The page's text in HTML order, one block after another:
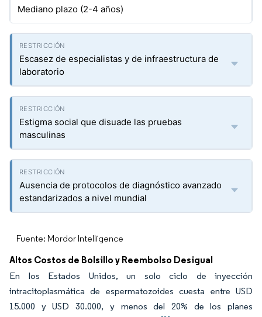
Mediano plazo (2-4 años)
Escasez de especialistas y de infraestructura de
laboratorio
Estigma social que disuade las pruebas
masculinas
Ausencia de protocolos de diagnóstico avanzado
estandarizados a nivel mundial
Fuente: Mordor Intelligence
Altos Costos de Bolsillo y Reembolso Desigual
En los Estados Unidos, un solo ciclo de inyección
intracitoplasmática de espermatozoides cuesta entre USD
15.000 y USD 30.000, y menos del 20% de los planes